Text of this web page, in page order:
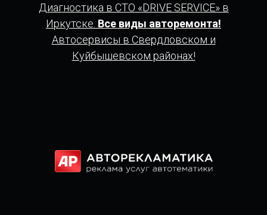
Диагностика в СТО «DRIVE SERVICE» в
Иркутске. Все виды авторемонта!
Автосервисы в Свердловском и
Куйбышевском районах!